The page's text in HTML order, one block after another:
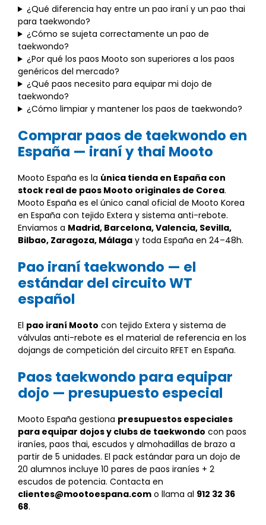
¿Qué diferencia hay entre un pao iraní y un pao thai
para taekwondo?
¿Cómo se sujeta correctamente un pao de
taekwondo?
¿Por qué los paos Mooto son superiores a los paos
genéricos del mercado?
¿Qué paos necesito para equipar mi dojo de
taekwondo?
¿Cómo limpiar y mantener los paos de taekwondo?
Comprar paos de taekwondo en
España — iraní y thai Mooto
Mooto España es la única tienda en España con
stock real de paos Mooto originales de Corea.
Mooto España es el único canal oficial de Mooto Korea
en España con tejido Extera y sistema anti-rebote.
Enviamos a Madrid, Barcelona, Valencia, Sevilla,
Bilbao, Zaragoza, Málaga y toda España en 24–48h.
Pao iraní taekwondo — el
estándar del circuito WT
español
El pao iraní Mooto con tejido Extera y sistema de
válvulas anti-rebote es el material de referencia en los
dojangs de competición del circuito RFET en España.
Paos taekwondo para equipar
dojo — presupuesto especial
Mooto España gestiona presupuestos especiales
para equipar dojos y clubs de taekwondo con paos
iraníes, paos thai, escudos y almohadillas de brazo a
partir de 5 unidades. El pack estándar para un dojo de
20 alumnos incluye 10 pares de paos iraníes + 2
escudos de potencia. Contacta en
clientes@mootoespana.com o llama al 912 32 36
68.